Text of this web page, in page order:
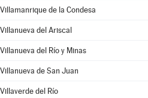
Villamanrique de la Condesa
Villanueva del Ariscal
Villanueva del Río y Minas
Villanueva de San Juan
Villaverde del Río